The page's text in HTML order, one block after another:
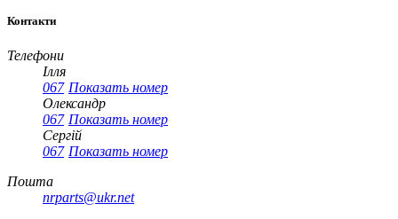
Контакти
Телефони
Ілля
067 Показать номер
Олександр
067 Показать номер
Сергій
067 Показать номер
Пошта
nrparts@ukr.net